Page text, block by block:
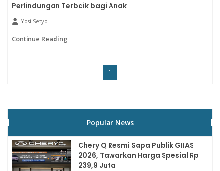
Perlindungan Terbaik bagi Anak
Yosi Setyo
Continue Reading
1
Popular News
Chery Q Resmi Sapa Publik GIIAS
2026, Tawarkan Harga Spesial Rp
239,9 Juta